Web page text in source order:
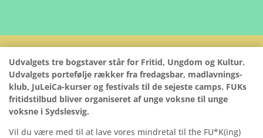
Udval­gets tre bog­sta­ver står for Fritid, Ungdom og Kultur.
Udval­gets por­te­følje rækker fra fre­dags­bar, mad­lav­nings­
klub, JuLeiCa-kurser og festi­vals til de seje­ste camps. FUKs
fri­tidstil­bud bliver orga­ni­se­ret af unge voksne til unge
voksne i Sydslesvig.
Vil du være med til at lave vores min­dre­tal til the FU*K(ing)